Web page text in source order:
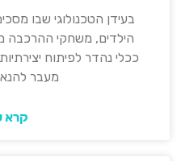
בעידן הטכנולוגי שבו
הילדים, משחקי ההרכבה
ככלי נהדר לפיתוח
מעבר
קרא